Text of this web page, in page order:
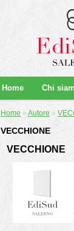
Home Chi
Home » Autore »
VECCHIONE
VECCHIONE